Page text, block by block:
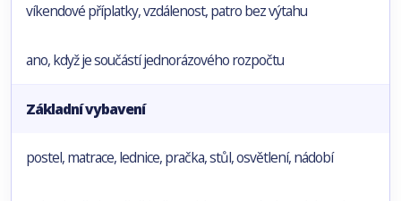
víkendové příplatky, vzdálenost, patro bez výtahu
ano, když je součástí jednorázového rozpočtu
Základní vybavení
postel, matrace, lednice, pračka, stůl, osvětlení, nádobí